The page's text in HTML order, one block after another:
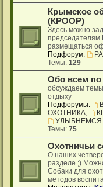
Крымское
(КРООР)
Здесь можно
председателям
размещаться
Подфорум:
Темы:129
Обо всем по
обсуждаем
отдыху
Подфорумы:
ОХОТНИКА,
УЛЫБНЕМСЯ
Темы:75
Охотничьи
О наших
разделе ;)
Собаки для
методов